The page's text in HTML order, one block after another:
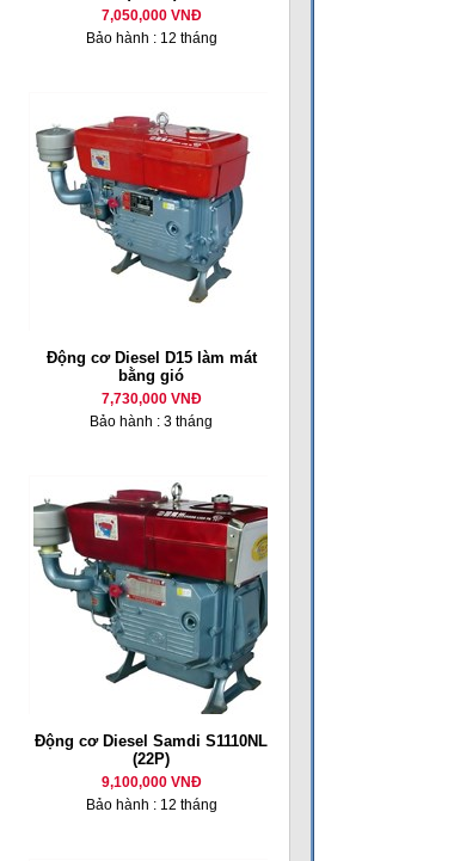
7,050,000 VNĐ
Bảo hành : 12 tháng
Động cơ Diesel D15 làm mát
bằng gió
7,730,000 VNĐ
Bảo hành : 3 tháng
Động cơ Diesel Samdi S1110NL
(22P)
9,100,000 VNĐ
Bảo hành : 12 tháng